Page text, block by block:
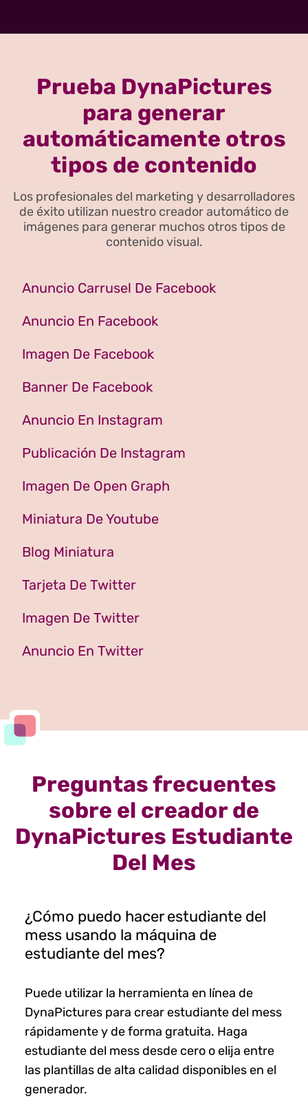
Prueba DynaPictures
para generar
automáticamente otros
tipos de contenido
Los profesionales del marketing y desarrolladores
de éxito utilizan nuestro creador automático de
imágenes para generar muchos otros tipos de
contenido visual.
Anuncio Carrusel De Facebook
Anuncio En Facebook
Imagen De Facebook
Banner De Facebook
Anuncio En Instagram
Publicación De Instagram
Imagen De Open Graph
Miniatura De Youtube
Blog Miniatura
Tarjeta De Twitter
Imagen De Twitter
Anuncio En Twitter
Preguntas frecuentes
sobre el creador de
DynaPictures Estudiante
Del Mes
¿Cómo puedo hacer estudiante del
mess usando la máquina de
estudiante del mes?
Puede utilizar la herramienta en línea de
DynaPictures para crear estudiante del mess
rápidamente y de forma gratuita. Haga
estudiante del mess desde cero o elija entre
las plantillas de alta calidad disponibles en el
generador.